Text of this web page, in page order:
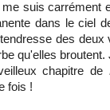
suis carrément
dans le ciel
des deux
qu'elles
chapitre de
fois !